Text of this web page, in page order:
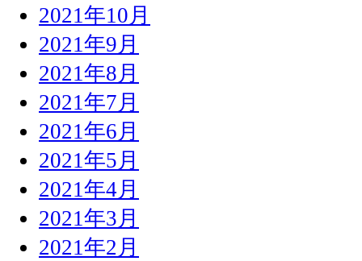
2021年10月
2021年9月
2021年8月
2021年7月
2021年6月
2021年5月
2021年4月
2021年3月
2021年2月